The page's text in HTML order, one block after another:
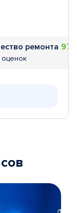
ремонта